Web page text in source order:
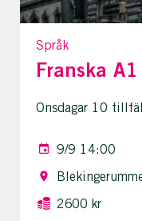
Språk
Franska A1
Onsdagar 10
9/9 14:00
2600 kr